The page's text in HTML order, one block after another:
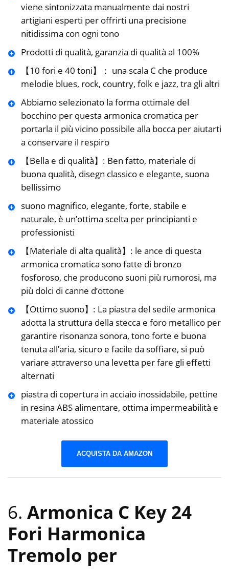
viene sintonizzata manualmente dai nostri
artigiani esperti per offrirti una precisione
nitidissima con ogni tono
Prodotti di qualità, garanzia di qualità al 100%
【10 fori e 40 toni】： una scala C che produce
melodie blues, rock, country, folk e jazz, tra gli altri
Abbiamo selezionato la forma ottimale del
bocchino per questa armonica cromatica per
portarla il più vicino possibile alla bocca per aiutarti
a conservare il respiro
【Bella e di qualità】: Ben fatto, materiale di
buona qualità, disegn classico e elegante, suona
bellissimo
suono magnifico, elegante, forte, stabile e
naturale, è un’ottima scelta per principianti e
professionisti
【Materiale di alta qualità】: le ance di questa
armonica cromatica sono fatte di bronzo
fosforoso, che producono suoni più rumorosi, ma
più dolci di canne d’ottone
【Ottimo suono】: La piastra del sedile armonica
adotta la struttura della stecca e foro metallico per
garantire risonanza sonora, tono forte e buona
tenuta all’aria, sicuro e facile da soffiare, si può
variare attraverso una levetta per fare gli effetti
alternati
piastra di copertura in acciaio inossidabile, pettine
in resina ABS alimentare, ottima impermeabilità e
materiale atossico
ACQUISTA DA AMAZON
6. Armonica C Key 24
Fori Harmonica
Tremolo per